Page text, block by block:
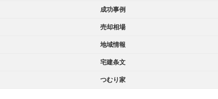
成功事例
売却相場
地域情報
宅建条文
つむり家